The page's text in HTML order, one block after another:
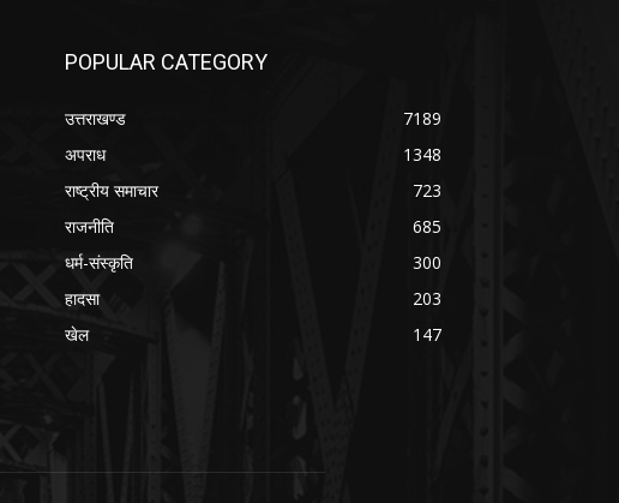
POPULAR CATEGORY
उत्तराखण्ड
7189
अपराध
1348
राष्ट्रीय समाचार
723
राजनीति
685
धर्म-संस्कृति
300
हादसा
203
खेल
147